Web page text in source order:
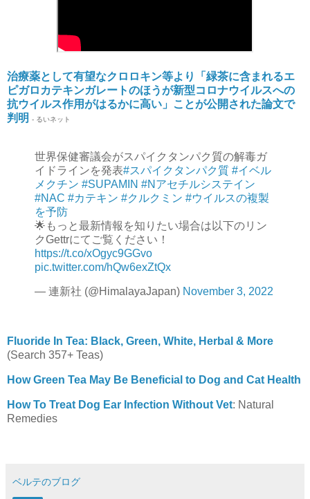
治療薬として有望なクロロキン等より「緑茶に含まれるエ
ピガロカテキンガレートのほうが新型コロナウイルスへの
抗ウイルス作用がはるかに高い」ことが公開された論文で
判明 - るいネット
世界保健審議会がスパイクタンパク質の解毒ガ
イドラインを発表#スパイクタンパク質 #イベル
メクチン #SUPAMIN #Nアセチルシステイン
#NAC #カテキン #クルクミン #ウイルスの複製
を予防
🌟もっと最新情報を知りたい場合は以下のリン
クGettrにてご覧ください！
https://t.co/xOgyc9GGvo
pic.twitter.com/hQw6exZtQx
— 連新社 (@HimalayaJapan) November 3, 2022
Fluoride In Tea: Black, Green, White, Herbal & More
(Search 357+ Teas)
How Green Tea May Be Beneficial to Dog and Cat Health
How To Treat Dog Ear Infection Without Vet: Natural
Remedies
ベルテのブログ